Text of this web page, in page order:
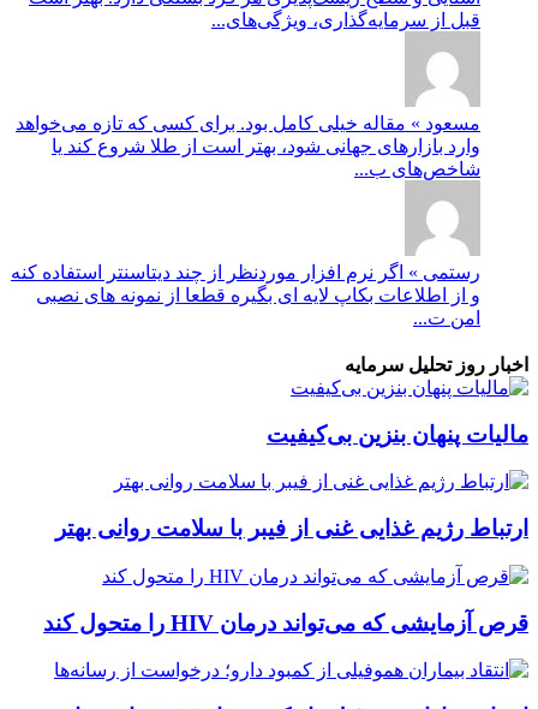
قبل از سرمایه‌گذاری، ویژگی‌های...
مسعود » مقاله خیلی کامل بود. برای کسی که تازه می‌خواهد
وارد بازارهای جهانی شود، بهتر است از طلا شروع کند یا
شاخص‌های ب...
رستمی » اگر نرم افزار موردنظر از چند دیتاسنتر استفاده کنه
و از اطلاعات بکاپ لایه ای بگیره قطعا از نمونه های نصبی
امن ت...
اخبار روز تحلیل سرمایه
مالیات پنهان بنزین بی‌کیفیت
ارتباط رژیم غذایی غنی از فیبر با سلامت روانی بهتر
قرص آزمایشی که می‌تواند درمان HIV را متحول کند